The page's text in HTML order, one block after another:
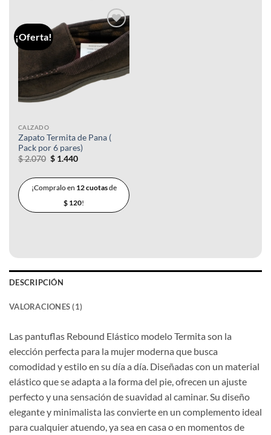
¡Oferta!
Añadir
a la
lista de
deseos
CALZADO
Zapato Termita de Pana (
Pack por 6 pares)
$2.070 El
$ 2.070.
$1.440El
$ 1.440.
¡Compralo en 12 cuotasde
$ 120!
DESCRIPCIÓN
VALORACIONES (1)
Las pantuflas Rebound Elástico modelo Termita son la
elección perfecta para la mujer moderna que busca
comodidad y estilo en su día a día. Diseñadas con un material
elástico que se adapta a la forma del pie, ofrecen un ajuste
perfecto y una sensación de suavidad al caminar. Su diseño
elegante y minimalista las convierte en un complemento ideal
para cualquier atuendo, ya sea en casa o en momentos de